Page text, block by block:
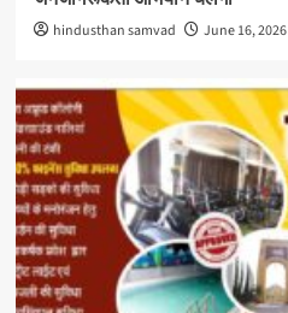
hindusthan samvad June 16, 2026